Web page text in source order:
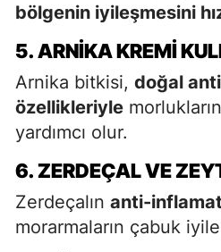
bölgenin iyileşmesini
5. ARNIKA KREMI
Arnika bitkisi, doğal
özellikleriyle
yardımcı olur.
6. ZERDEÇAL VE
Zerdeçalın anti-
morarmaların çabuk